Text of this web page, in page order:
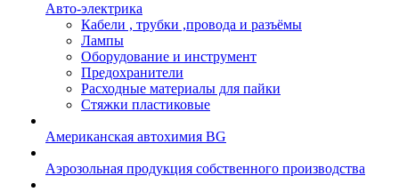
Авто-электрика
Кабели , трубки ,провода и разъёмы
Лампы
Оборудование и инструмент
Предохранители
Расходные материалы для пайки
Стяжки пластиковые
Американская автохимия BG
Аэрозольная продукция собственного производства